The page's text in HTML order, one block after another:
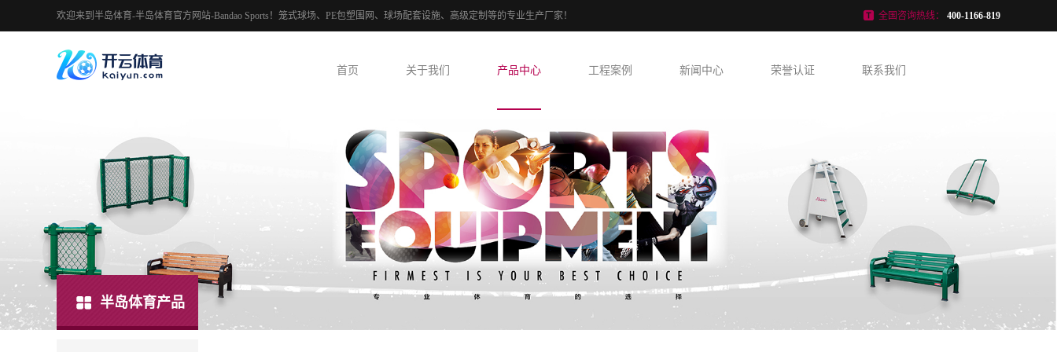
欢迎来到半岛体育-半岛体育官方网站-Bandao Sports！笼式球场、PE包塑围网、球场配套设施、高级定制等的专业生产厂家！ 全国咨询热线： 400-1166-819
首页 关于我们 产品中心 工程案例 新闻中心 荣誉认证 联系我们
半岛体育产品